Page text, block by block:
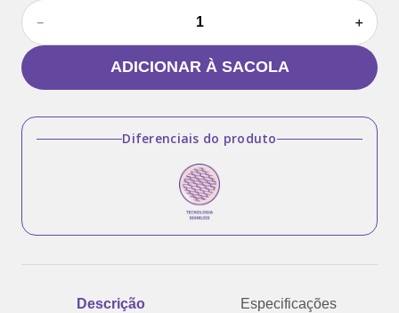
＋
－
ADICIONAR À SACOLA
Diferenciais do produto
Descrição Especificações